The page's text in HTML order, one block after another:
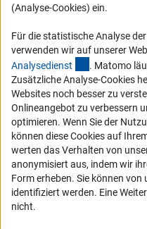
Compliance
Vergabeverfahren
Barrierefreiheit
Service und Informationen für
Erklärung zur Barrierefreiheit
Barriere melden
DFG-aktuell
Erhalten Sie Neuigkeiten aus der
schauen Sie sich die Ausgaben
(Analyse-Cookies) ein.
Für die statistische Analyse
verwenden wir auf unserer
Analysedienst (externer
. Matomo
Zusätzliche Analyse-Cookies
Websites noch besser zu
Onlineangebot zu verbessern
optimieren. Wenn Sie der
können diese Cookies auf
werten das Verhalten von
anonymisiert aus, indem wir
Form erheben. Sie können
identifiziert werden. Eine
nicht.